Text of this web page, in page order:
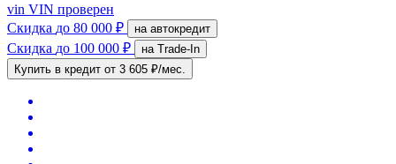
vin VIN проверен
Скидка до 80 000 ₽ на автокредит
Скидка до 100 000 ₽
на Trade-In
Купить в кредит от 3 605 ₽/мес.